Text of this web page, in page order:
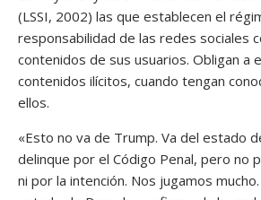
(LSSI, 2002) las que establecen el
responsabilidad de las redes sociales
contenidos de sus usuarios. Obligan a
contenidos ilícitos, cuando tengan
ellos.
«Esto no va de Trump. Va del estado
delinque por el Código Penal, pero no
ni por la intención. Nos jugamos